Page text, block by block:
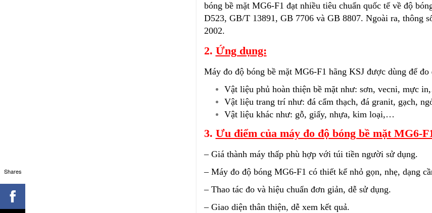
bóng bề mặt MG6-F1 đạt nhiều tiêu chuẩn quốc tế về độ
D523, GB/T 13891, GB 7706 và GB 8807. Ngoài ra, thông
2002.
2. Ứng dụng:
Máy đo độ bóng bề mặt MG6-F1 hãng KSJ được dùng để
Vật liệu phủ hoàn thiện bề mặt như: sơn, vecni, mực
Vật liệu trang trí như: đá cẩm thạch, đá granit, gạch,
Vật liệu khác như: gỗ, giấy, nhựa, kim loại,…
3. Ưu điểm của máy đo độ bóng bề mặt MG6-
– Giá thành máy thấp phù hợp với túi tiền người sử dụng.
– Máy đo độ bóng MG6-F1 có thiết kể nhỏ gọn, nhẹ, dạng
– Thao tác đo và hiệu chuẩn đơn giản, dễ sử dụng.
– Giao diện thân thiện, dễ xem kết quả.
Shares